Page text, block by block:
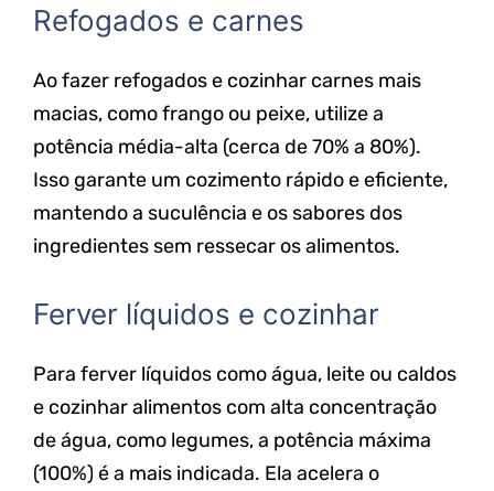
Refogados e carnes
Ao fazer refogados e cozinhar carnes mais
macias, como frango ou peixe, utilize a
potência média-alta (cerca de 70% a 80%).
Isso garante um cozimento rápido e eficiente,
mantendo a suculência e os sabores dos
ingredientes sem ressecar os alimentos.
Ferver líquidos e cozinhar
Para ferver líquidos como água, leite ou caldos
e cozinhar alimentos com alta concentração
de água, como legumes, a potência máxima
(100%) é a mais indicada. Ela acelera o